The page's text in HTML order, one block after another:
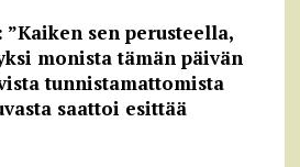
sen perusteella,
monista tämän päivän
tunnistamattomista
saattoi esittää